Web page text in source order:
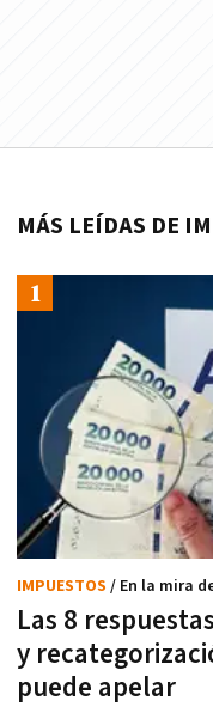
MÁS LEÍDAS DE
Las 8
y
puede apelar
IMPUESTOS / En la mira